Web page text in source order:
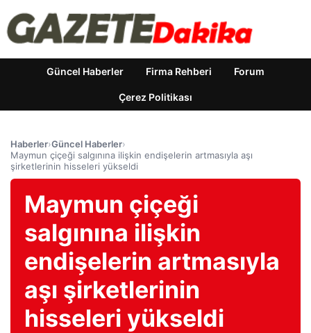
Güncel Haberler Firma Rehberi Forum
Çerez Politikası
Haberler›Güncel Haberler›
Maymun çiçeği salgınına ilişkin endişelerin artmasıyla aşı
şirketlerinin hisseleri yükseldi
Maymun çiçeği
salgınına ilişkin
endişelerin artmasıyla
aşı şirketlerinin
hisseleri yükseldi